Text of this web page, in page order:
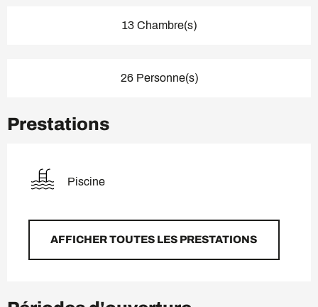
13 Chambre(s)
26 Personne(s)
Prestations
Piscine
AFFICHER TOUTES LES PRESTATIONS